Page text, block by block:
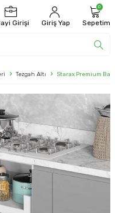
Girişi Giriş Yap
0
Sepetim
Tezgah Altı Starax Premium